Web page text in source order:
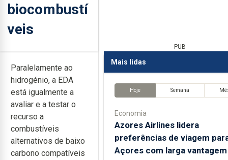
biocombustí
veis
Paralelamente ao
hidrogénio, a EDA
está igualmente a
avaliar e a testar o
recurso a
combustíveis
alternativos de baixo
carbono compatíveis
PUB
Mais lidas
Hoje Semana
Economia
Azores Airlines lidera
preferências de viagem
Açores com larga vantagem